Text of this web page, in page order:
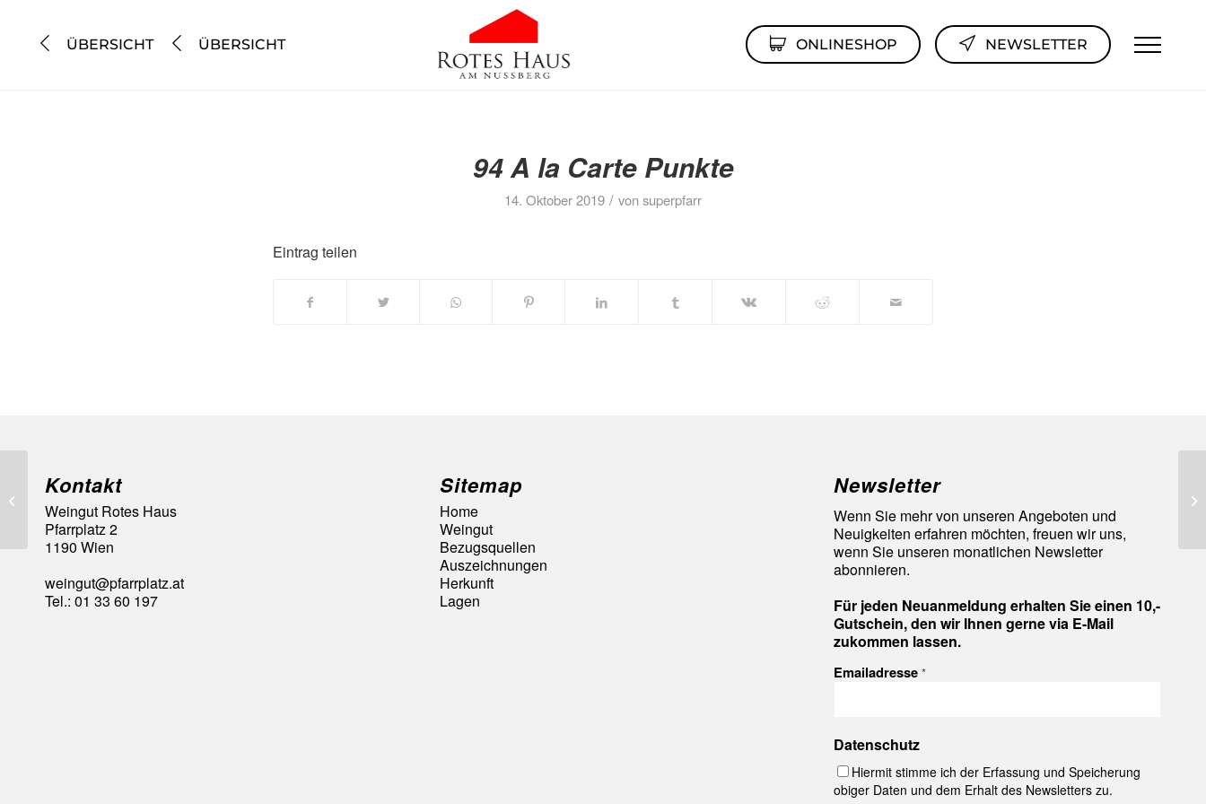
ÜBERSICHT ÜBERSICHT ONLINESHOP NEWSLETTER
94 A la Carte Punkte
14. Oktober 2019 / vonsuperpfarr
Eintrag teilen
Kontakt
Weingut Rotes Haus
Pfarrplatz 2
1190 Wien
weingut@pfarrplatz.at
Tel.: 01 33 60 197
Sitemap
Home
Weingut
Bezugsquellen
Auszeichnungen
Herkunft
Lagen
Newsletter
Wenn Sie mehr von unseren Angeboten und
Neuigkeiten erfahren möchten, freuen wir uns,
wenn Sie unseren monatlichen Newsletter
abonnieren.
Für jeden Neuanmeldung erhalten Sie einen 10,-
Gutschein, den wir Ihnen gerne via E-Mail
zukommen lassen.
Emailadresse*
Datenschutz
Hiermit stimme ich der Erfassung und Speicherung
obiger Daten und dem Erhalt des Newsletters zu.